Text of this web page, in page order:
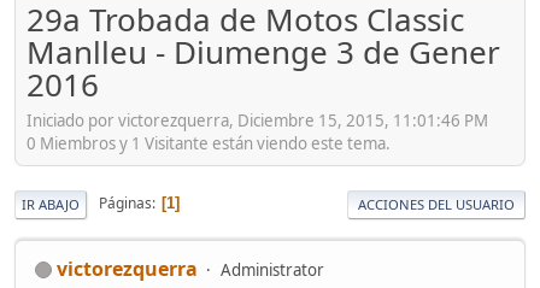
29a Trobada de Motos Classic
Manlleu - Diumenge 3 de Gener
2016
Iniciado por victorezquerra, Diciembre 15, 2015, 11:01:46 PM
0 Miembros y 1 Visitante están viendo este tema.
IR ABAJO Páginas 1 ACCIONES DEL USUARIO
victorezquerra Administrator